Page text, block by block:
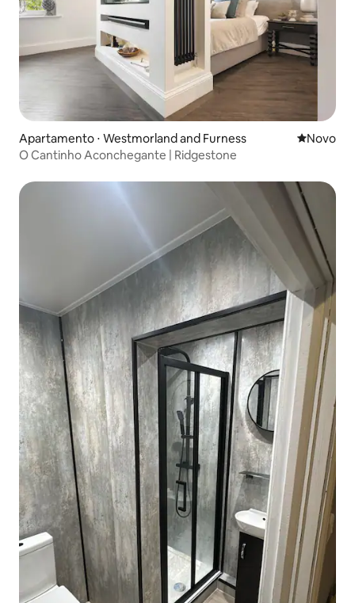
Apartamento ⋅ Westmorland and Furness Novo
Novo
O Cantinho Aconchegante | Ridgestone